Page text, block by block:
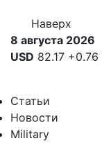
Наверх
8 августа 2026
USD 82.17 +0.76
Статьи
Новости
Military